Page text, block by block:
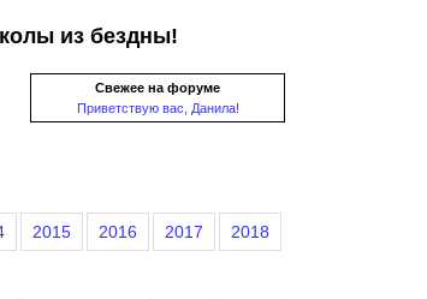
из бездны!
Свежее на форуме
Приветствую вас, Данила!
2015 2016 2017 2018